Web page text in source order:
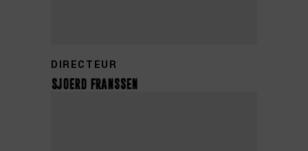
DIRECTEUR
sjoerd franssen